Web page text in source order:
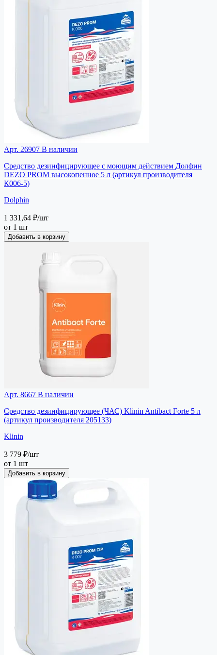
Арт. 26907 В наличии
Средство дезинфицирующее с моющим действием Долфин
DEZO PROM высокопенное 5 л (артикул производителя
К006-5)
Dolphin
1 331,64 ₽/шт
от 1 шт
Добавить в корзину
Арт. 8667 В наличии
Средство дезинфицирующее (ЧАС) Klinin Antibact Forte 5 л
(артикул производителя 205133)
Klinin
3 779 ₽/шт
от 1 шт
Добавить в корзину